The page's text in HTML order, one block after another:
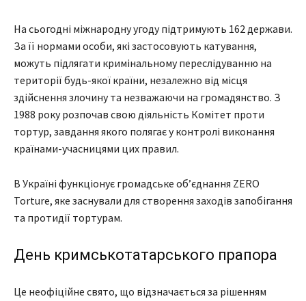
На сьогодні міжнародну угоду підтримують 162 держави.
За її нормами особи, які застосовують катування,
можуть підлягати кримінальному переслідуванню на
території будь-якої країни, незалежно від місця
здійснення злочину та незважаючи на громадянство. З
1988 року розпочав свою діяльність Комітет проти
тортур, завдання якого полягає у контролі виконання
країнами-учасницями цих правил.
В Україні функціонує громадське об’єднання ZERO
Torture, яке заснували для створення заходів запобігання
та протидії тортурам.
День кримськотатарського прапора
Це неофіційне свято, що відзначається за рішенням